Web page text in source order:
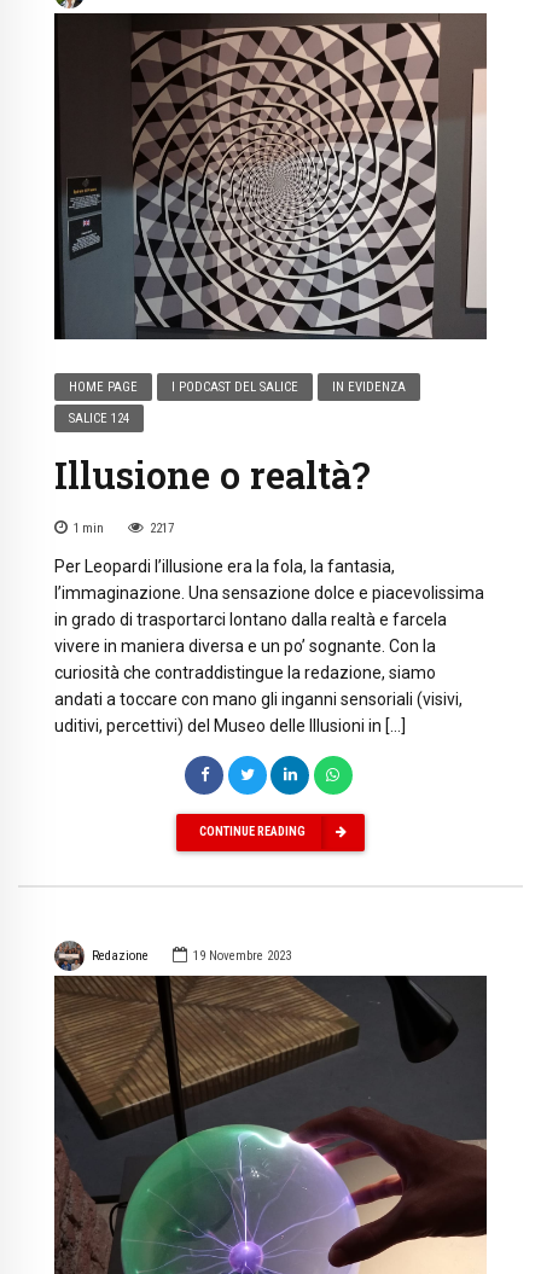
HOME PAGE I PODCAST DEL SALICE IN EVIDENZA
SALICE 124
Illusione o realtà?
1 min 2217
Per Leopardi l’illusione era la fola, la fantasia,
l’immaginazione. Una sensazione dolce e piacevolissima
in grado di trasportarci lontano dalla realtà e farcela
vivere in maniera diversa e un po’ sognante. Con la
curiosità che contraddistingue la redazione, siamo
andati a toccare con mano gli inganni sensoriali (visivi,
uditivi, percettivi) del Museo delle Illusioni in […]
CONTINUE READING
Redazione 19 Novembre 2023